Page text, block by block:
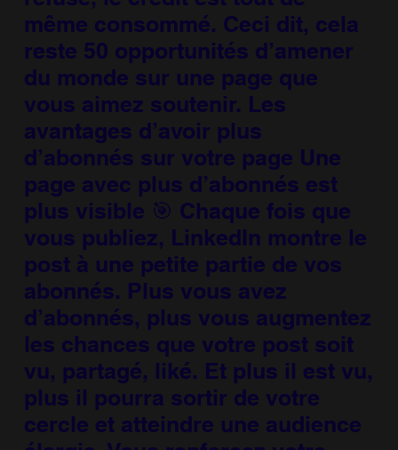
même consommé. Ceci dit, cela
reste 50 opportunités d’amener
du monde sur une page que
vous aimez soutenir. Les
avantages d’avoir plus
d’abonnés sur votre page Une
page avec plus d’abonnés est
plus visible 🎯 Chaque fois que
vous publiez, LinkedIn montre le
post à une petite partie de vos
abonnés. Plus vous avez
d’abonnés, plus vous augmentez
les chances que votre post soit
vu, partagé, liké. Et plus il est vu,
plus il pourra sortir de votre
cercle et atteindre une audience